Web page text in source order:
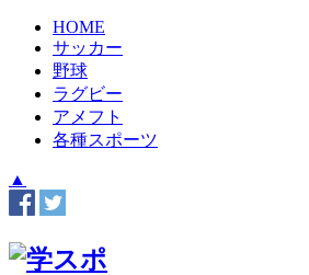
HOME
サッカー
野球
ラグビー
アメフト
各種スポーツ
▲